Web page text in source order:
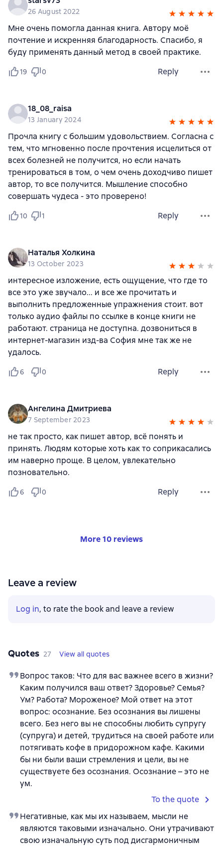
26 August 2022
Мне очень помогла данная книга. Автору моё
почтение и искренняя благодарность. Спасибо, я
буду применять данный метод в своей практике.
19 0 Reply
18_08_raisa
13 January 2024
Прочла книгу с большим удовольствием. Согласна с
тем, что мгновенно после прочтения исцелиться от
всех болезней не получится, но если начать
тренироваться в том, о чем очень доходчиво пишет
автор, то все получится. Мышление способно
совершать чудеса - это проверено!
10 1 Reply
Наталья Холкина
13 October 2023
интересное изложение, есть ощущение, что где то
все это уже звучало... и все же прочитать и
выполнить предложенные упражнения стоит. вот
только аудио файлы по ссылке в конце книги не
работают. страница не доступна. дозвониться в
интернет-магазин изд-ва София мне так же не
удалось.
6 0 Reply
Ангелина Дмитриева
7 September 2023
не так просто, как пишет автор, всё понять и
принять. Людям которые хоть как то соприкасались
им наверно проще. В целом, увлекательно
позновательно.
6 0 Reply
More 10 reviews
Leave a review
Log in, to rate the book and leave a review
Quotes 27 View all quotes
Вопрос таков: Что для вас важнее всего в жизни?
Каким получился ваш ответ? Здоровье? Семья?
Ум? Работа? Мороженое? Мой ответ на этот
вопрос: осознание. Без осознания вы лишены
всего. Без него вы не способны любить супругу
(супруга) и детей, трудиться на своей работе или
потягивать кофе в придорожном кафе. Какими
бы ни были ваши стремления и цели, вы не
существуете без осознания. Осознание – это не
ум.
To the quote
Негативные, как мы их называем, мысли не
являются таковыми изначально. Они утрачивают
свою изначальную суть под дисгармоничным